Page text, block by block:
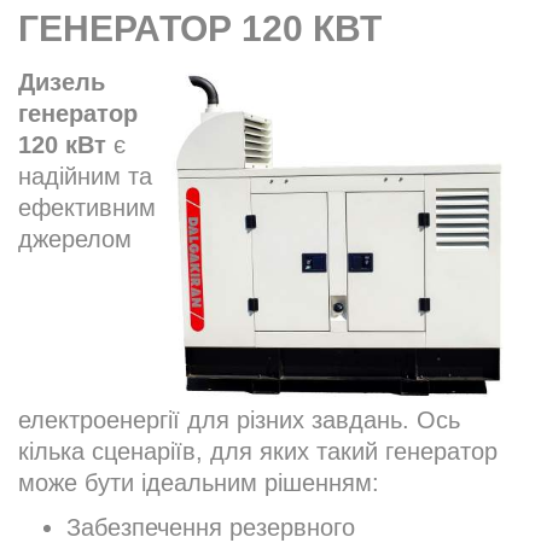
ГЕНЕРАТОР 120 КВТ
Дизель
генератор
120 кВт є
надійним та
ефективним
джерелом
електроенергії для різних завдань. Ось
кілька сценаріїв, для яких такий генератор
може бути ідеальним рішенням:
Забезпечення резервного